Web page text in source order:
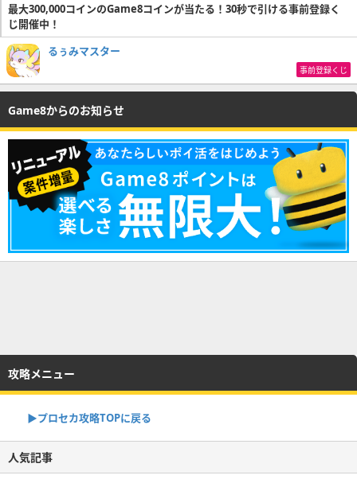
最大300,000コインのGame8コインが当たる！30秒で引ける事前登録く
じ開催中！
るぅみマスター
事前登録くじ
Game8からのお知らせ
攻略メニュー
▶︎プロセカ攻略TOPに戻る
人気記事